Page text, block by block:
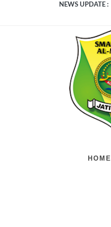
NEWS UPDATE :
HOME